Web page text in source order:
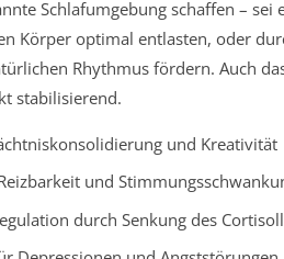
Schlafumgebung schaffen – sei
Körper optimal entlasten, oder
Rhythmus fördern. Auch
stabilisierend.
und Kreativität
und
durch Senkung des